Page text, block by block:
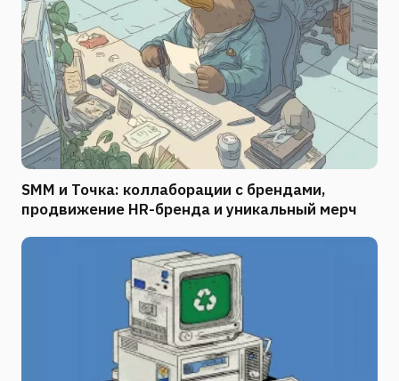
SMM и Точка: коллаборации с брендами,
продвижение HR-бренда и уникальный мерч